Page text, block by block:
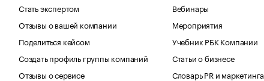
Стать экспертом
Отзывы о вашей компании
Поделиться кейсом
Создать профиль группы компаний
Отзывы о сервисе
Вебинары
Мероприятия
Учебник РБК Компании
Статьи о бизнесе
Словарь PR и маркетинга